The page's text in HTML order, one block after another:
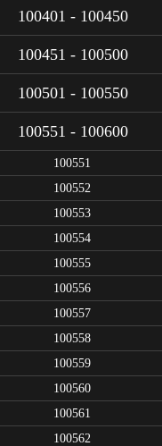
100401 - 100450
100451 - 100500
100501 - 100550
100551 - 100600
100551
100552
100553
100554
100555
100556
100557
100558
100559
100560
100561
100562